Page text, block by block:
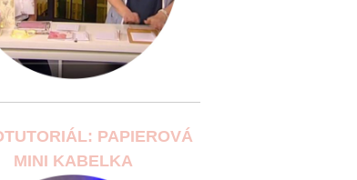
PAPIEROVÁ
MINI KABELKA